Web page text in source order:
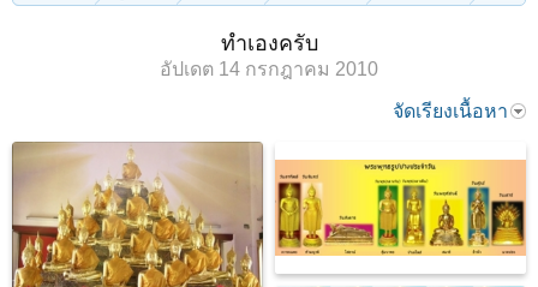
ทำเองครับ
อัปเดต 14 กรกฎาคม 2010
จัดเรียงเนื้อหา